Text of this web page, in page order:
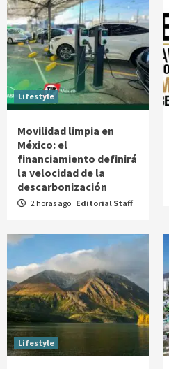
Lifestyle
Movilidad limpia en
México: el
financiamiento definirá
la velocidad de la
descarbonización
2 horas ago Editorial Staff
Lifestyle